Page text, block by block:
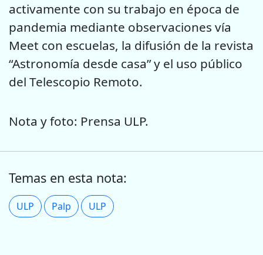
activamente con su trabajo en época de
pandemia mediante observaciones vía
Meet con escuelas, la difusión de la revista
“Astronomía desde casa” y el uso público
del Telescopio Remoto.
Nota y foto: Prensa ULP.
Temas en esta nota:
ULP Palp ULP